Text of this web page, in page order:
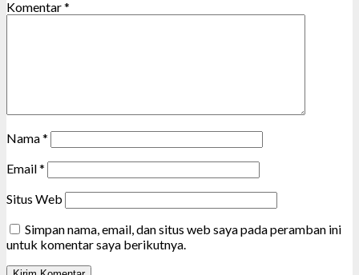
Komentar*
Nama*
Email*
Situs Web
Simpan nama, email, dan situs web saya pada peramban ini
untuk komentar saya berikutnya.